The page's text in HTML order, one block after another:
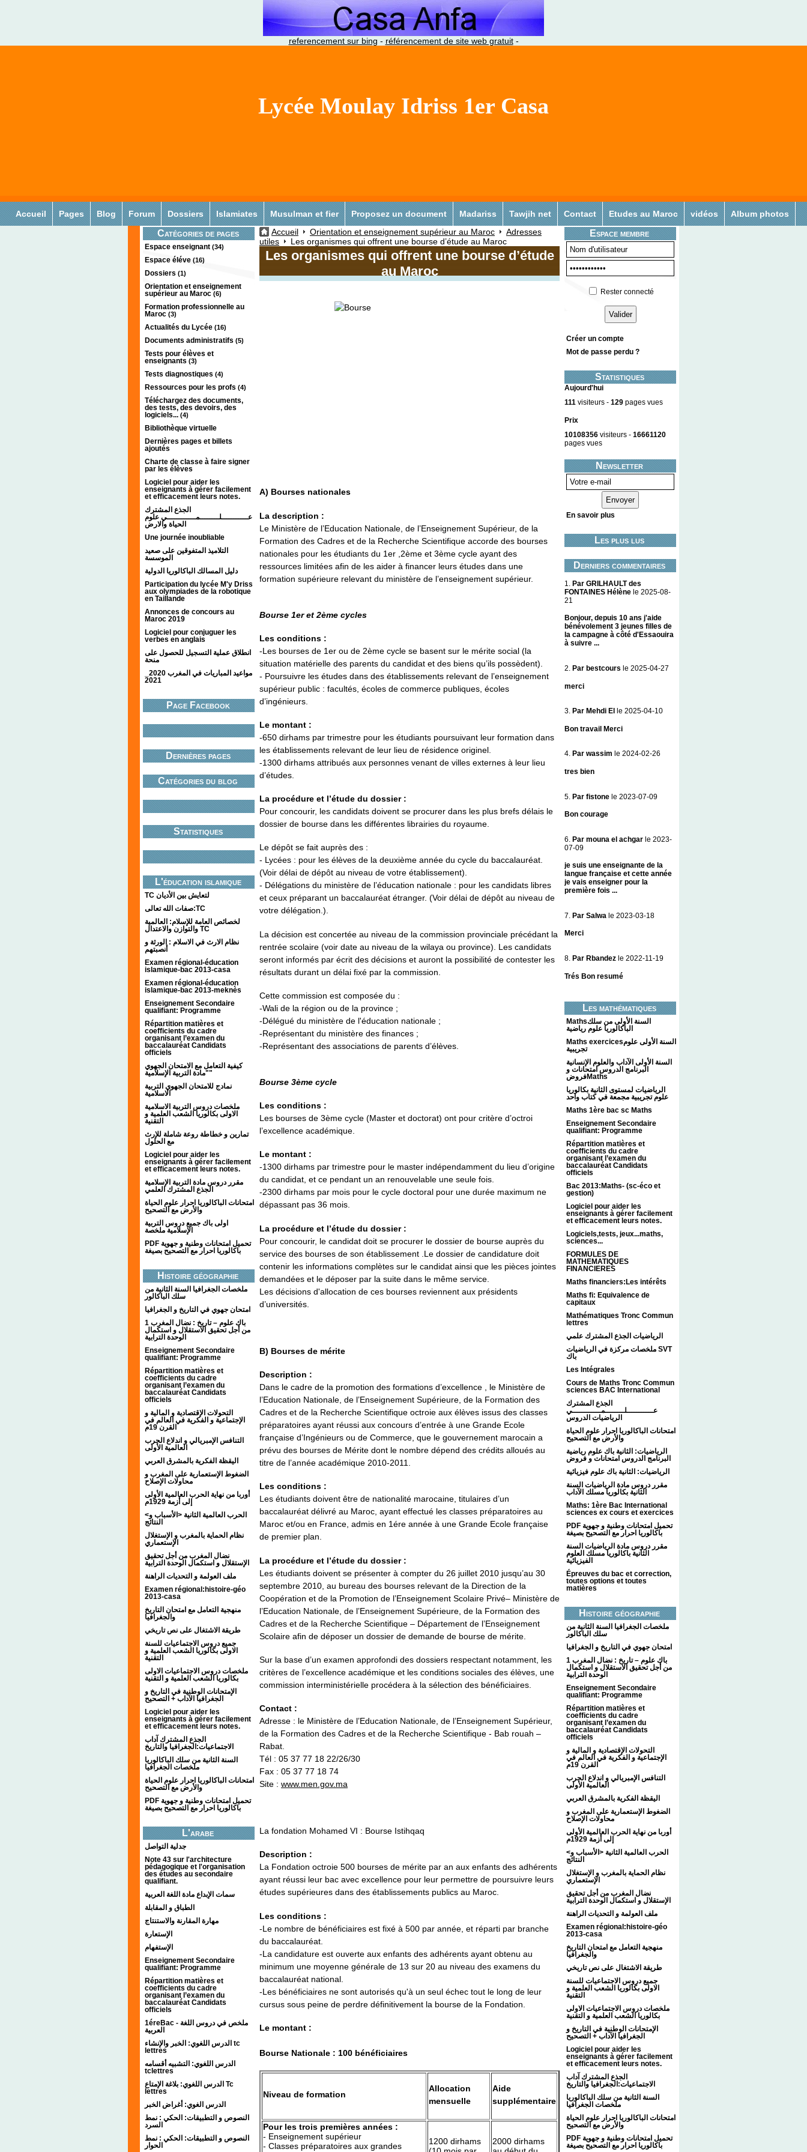
referencement sur bing - référencement de site web gratuit-
Lycée Moulay Idriss 1er Casa
Accueil Pages Blog Forum Dossiers Islamiates Musulman et fier Proposez un document Madariss Tawjih net Contact Etudes au Maroc vidéos Album photos
Catégories de pages
Espace enseignant (34)
Espace éléve (16)
Dossiers (1)
Orientation et enseignement
supérieur au Maroc (6)
Formation professionnelle au
Maroc (3)
Actualités du Lycée (16)
Documents administratifs (5)
Tests pour élèves et
enseignants (3)
Tests diagnostiques (4)
Ressources pour les profs (4)
Téléchargez des documents,
des tests, des devoirs, des
logiciels... (4)
Bibliothèque virtuelle
Dernières pages et billets
ajoutés
Charte de classe à faire signer
par les élèves
Logiciel pour aider les
enseignants à gérer facilement
et efficacement leurs notes.
الجذع المشترك
عـــــــــــلــــــــمــــــــــــي علوم
الحياة والارض
Une journée inoubliable
التلاميذ المتفوقين على صعيد
الموسسة
دليل المسالك الباكالوريا الدولية
Participation du lycée M'y Driss
aux olympiades de la robotique
en Taillande
Annonces de concours au
Maroc 2019
Logiciel pour conjuguer les
verbes en anglais
انطلاق عملية التسجيل للحصول على
منحة
2021
Page Facebook
Dernières pages
Catégories du blog
Statistiques
L'éducation islamique
TC لتعايش بين الأديان
صفات الله تعالى:TC
لخصائص العامة للإسلام: العالمية
والتوازن والاعتدال TC
نظام الارث في الاسلام : الورثة و
أنصبتهم
Examen régional-éducation
islamique-bac 2013-casa
Examen régional-éducation
islamique-bac 2013-meknès
Enseignement Secondaire
qualifiant: Programme
Répartition matières et
coefficients du cadre
organisant l’examen du
baccalauréat Candidats
officiels
كيفية التعامل مع الامتحان الجهوي
"مادة التربية الإسلامية"
نمادج للامتحان الجهوي التربية
الاسلامية
ملخصات دروس التربية الاسلامية
الاولى بكالوريا الشعب العلمية و
التقنية
تمارين و خطاطة روعة شاملة للإرث
مع الحلول
Logiciel pour aider les
enseignants à gérer facilement
et efficacement leurs notes.
مقرر دروس مادة التربية الإسلامية
الجذع المشترك العلمي
امتحانات الباكالوريا احرار علوم الحياة
والأرض مع التصحيح
اولى باك جميع دروس التربية
الإسلامية ملخصة
PDF تحميل امتحانات وطنية و جهوية
باكالوريا احرار مع التصحيح بصيغة
Histoire géographie
ملخصات الجغرافيا السنة الثانية من
سلك الباكالور
امتحان جهوي في التاريخ و الجغرافيا
1 باك علوم – تاريخ : نضال المغرب
من أجل تحقيق الاستقلال و استكمال
الوحدة الترابية
Enseignement Secondaire
qualifiant: Programme
Répartition matières et
coefficients du cadre
organisant l’examen du
baccalauréat Candidats
officiels
التحولات الإقتصادية و المالية و
الإجتماعية و الفكرية في العالم في
القرن 19م
التنافس الإمبريالي و اندلاع الحرب
العالمية الأولى
اليقظة الفكرية بالمشرق العربي
الضغوط الإستعمارية على المغرب و
محاولات الإصلاح
أوربا من نهاية الحرب العالمية الأولى
إلى أزمة 1929م
<الحرب العالمية الثانية <الأسباب و
النتائج
نظام الحماية بالمغرب و الإستغلال
الإستعماري
نضال المغرب من أجل تحقيق
الإستقلال و استكمال الوحدة الترابية
ملف العولمة و التحديات الراهنة
Examen régional:histoire-géo
2013-casa
منهجية التعامل مع امتحان التاريخ
والجغرافيا
طريقة الاشتغال على نص تاريخي
جميع دروس الاجتماعيات للسنة
الاولى بكالوريا الشعب العلمية و
التقنية
ملخصات دروس الاجتماعيات الاولى
بكالوريا الشعب العلمية و التقنية
الإمتحانات الوطنية في التاريخ و
الجغرافيا الآداب + التصحيح
Logiciel pour aider les
enseignants à gérer facilement
et efficacement leurs notes.
الجذع المشترك آداب
الاجتماعيات:الجغرافيا والتاريخ
السنة الثانية من سلك الباكالوريا
ملخصات الجغرافيا
امتحانات الباكالوريا احرار علوم الحياة
والأرض مع التصحيح
PDF تحميل امتحانات وطنية و جهوية
باكالوريا احرار مع التصحيح بصيغة
L'arabe
جدلية التواصل
Note 43 sur l'architecture
pédagogique et l'organisation
des études au secondaire
qualifiant.
سمات الإبداع مادة اللغة العربية
الطباق و المقابلة
مهارة المقارنة والاستنتاج
الإستعارة
الإستفهام
Enseignement Secondaire
qualifiant: Programme
Répartition matières et
coefficients du cadre
organisant l’examen du
baccalauréat Candidats
officiels
1éreBac - ملخص في دروس اللغة
العربية
الدرس اللغوي: الخبر والإنشاء tc
lettres
الدرس اللغوي: التشبيه أقسامه
tclettres
الدرس اللغوي: بلاغة الإمتاع Tc
lettres
الدرس الغوي: أغراض الخبر
النصوص و التطبيقات: الحكي : نمط
السرد
النصوص و التطبيقات: الحكي : نمط
الحوار
Espace membre
Rester connecté
Créer un compte
Mot de passe perdu ?
Statistiques
Aujourd'hui
111 visiteurs - 129 pages vues
Prix
10108356 visiteurs - 16661120
pages vues
Newsletter
En savoir plus
Les plus lus
Derniers commentaires
1.
Par GRILHAULT des
FONTAINES Hélène le 2025-08-
21
Bonjour, depuis 10 ans j'aide
bénévolement 3 jeunes filles de
la campagne à côté d'Essaouira
à suivre ...
2. Par bestcours le 2025-04-27
merci
3. Par Mehdi El le 2025-04-10
Bon travail Merci
4. Par wassim le 2024-02-26
tres bien
5. Par fistone le 2023-07-09
Bon courage
6. Par mouna el achgar le 2023-
07-09
je suis une enseignante de la
langue française et cette année
je vais enseigner pour la
première fois ...
7. Par Salwa le 2023-03-18
Merci
8. Par Rbandez le 2022-11-19
Trés Bon resumé
Les mathématiques
Mathsالسنة الأولى من سلك
الباكالوريا علوم رياضية
Maths exercicesالسنة الأولى علوم
تجريبية
السنة الأولى الآداب والعلوم الإنسانية
البرنامج الدروس امتحانات و
فروضMaths
الرياضيات لمستوى الثانية بكالوريا
علوم تجريبية مجمعة في كتاب واحد
Maths 1ère bac sc Maths
Enseignement Secondaire
qualifiant: Programme
Répartition matières et
coefficients du cadre
organisant l’examen du
baccalauréat Candidats
officiels
Bac 2013:Maths- (sc-éco et
gestion)
Logiciel pour aider les
enseignants à gérer facilement
et efficacement leurs notes.
Logiciels,tests, jeux...maths,
sciences...
FORMULES DE
MATHEMATIQUES
FINANCIERES
Maths financiers:Les intérêts
Maths fi: Equivalence de
capitaux
Mathématiques Tronc Commun
lettres
الرياضيات الجذع المشترك علمي
ملخصات مركزة في الرياضيات SVT
باك
Les Intégrales
Cours de Maths Tronc Commun
sciences BAC International
الجذع المشترك
عـــــــــــلــــــــمــــــــــــي
الرياضيات الدروس
امتحانات الباكالوريا احرار علوم الحياة
والأرض مع التصحيح
الرياضيات: الثانية باك علوم رياضية
البرنامج الدروس امتحانات و فروض
الرياضيات: الثانية باك علوم فيزيائية
مقرر دروس مادة الرياضيات السنة
الثانية بكالوريا مسلك الآداب
Maths: 1ère Bac International
sciences ex cours et exercices
PDF تحميل امتحانات وطنية و جهوية
باكالوريا احرار مع التصحيح بصيغة
مقرر دروس مادة الرياضيات السنة
الثانية باكالوريا مسلك العلوم
الفيزيائية
Épreuves du bac et correction,
toutes options et toutes
matières
Histoire géographie
ملخصات الجغرافيا السنة الثانية من
سلك الباكالور
امتحان جهوي في التاريخ و الجغرافيا
1 باك علوم – تاريخ : نضال المغرب
من أجل تحقيق الاستقلال و استكمال
الوحدة الترابية
Enseignement Secondaire
qualifiant: Programme
Répartition matières et
coefficients du cadre
organisant l’examen du
baccalauréat Candidats
officiels
التحولات الإقتصادية و المالية و
الإجتماعية و الفكرية في العالم في
القرن 19م
التنافس الإمبريالي و اندلاع الحرب
العالمية الأولى
اليقظة الفكرية بالمشرق العربي
الضغوط الإستعمارية على المغرب و
محاولات الإصلاح
أوربا من نهاية الحرب العالمية الأولى
إلى أزمة 1929م
<الحرب العالمية الثانية <الأسباب و
النتائج
نظام الحماية بالمغرب و الإستغلال
الإستعماري
نضال المغرب من أجل تحقيق
الإستقلال و استكمال الوحدة الترابية
ملف العولمة و التحديات الراهنة
Examen régional:histoire-géo
2013-casa
منهجية التعامل مع امتحان التاريخ
والجغرافيا
طريقة الاشتغال على نص تاريخي
جميع دروس الاجتماعيات للسنة
الاولى بكالوريا الشعب العلمية و
التقنية
ملخصات دروس الاجتماعيات الاولى
بكالوريا الشعب العلمية و التقنية
الإمتحانات الوطنية في التاريخ و
الجغرافيا الآداب + التصحيح
Logiciel pour aider les
enseignants à gérer facilement
et efficacement leurs notes.
الجذع المشترك آداب
الاجتماعيات:الجغرافيا والتاريخ
السنة الثانية من سلك الباكالوريا
ملخصات الجغرافيا
امتحانات الباكالوريا احرار علوم الحياة
والأرض مع التصحيح
PDF تحميل امتحانات وطنية و جهوية
باكالوريا احرار مع التصحيح بصيغة
Accueil Orientation et enseignement supérieur au Maroc
Adresses
utiles
Les organismes qui offrent une bourse d’étude au Maroc
Les organismes qui offrent une bourse d’étude
au Maroc
A) Bourses nationales
La description :
Le Ministère de l’Education Nationale, de l’Enseignement Supérieur, de la
Formation des Cadres et de la Recherche Scientifique accorde des bourses
nationales pour les étudiants du 1er ,2ème et 3ème cycle ayant des
ressources limitées afin de les aider à financer leurs études dans une
formation supérieure relevant du ministère de l’enseignement supérieur.
Bourse 1er et 2ème cycles
Les conditions :
-Les bourses de 1er ou de 2ème cycle se basent sur le mérite social (la
situation matérielle des parents du candidat et des biens qu’ils possèdent).
- Poursuivre les études dans des établissements relevant de l’enseignement
supérieur public : facultés, écoles de commerce publiques, écoles
d’ingénieurs.
Le montant :
-650 dirhams par trimestre pour les étudiants poursuivant leur formation dans
les établissements relevant de leur lieu de résidence originel.
-1300 dirhams attribués aux personnes venant de villes externes à leur lieu
d’études.
La procédure et l’étude du dossier :
Pour concourir, les candidats doivent se procurer dans les plus brefs délais le
dossier de bourse dans les différentes librairies du royaume.
Le dépôt se fait auprès des :
- Lycées : pour les élèves de la deuxième année du cycle du baccalauréat.
(Voir délai de dépôt au niveau de votre établissement).
- Délégations du ministère de l’éducation nationale : pour les candidats libres
et ceux préparant un baccalauréat étranger. (Voir délai de dépôt au niveau de
votre délégation.).
La décision est concertée au niveau de la commission provinciale précédant la
rentrée scolaire (voir date au niveau de la wilaya ou province). Les candidats
seront informés par écrit des décisions et auront la possibilité de contester les
résultats durant un délai fixé par la commission.
Cette commission est composée du :
-Wali de la région ou de la province ;
-Délégué du ministère de l'éducation nationale ;
-Représentant du ministère des finances ;
-Représentant des associations de parents d’élèves.
Bourse 3ème cycle
Les conditions :
Les bourses de 3ème cycle (Master et doctorat) ont pour critère d’octroi
l’excellence académique.
Le montant :
-1300 dirhams par trimestre pour le master indépendamment du lieu d’origine
du candidat, et ce pendant un an renouvelable une seule fois.
-2300 dirhams par mois pour le cycle doctoral pour une durée maximum ne
dépassant pas 36 mois.
La procédure et l’étude du dossier :
Pour concourir, le candidat doit se procurer le dossier de bourse auprès du
service des bourses de son établissement .Le dossier de candidature doit
contenir les informations complètes sur le candidat ainsi que les pièces jointes
demandées et le déposer par la suite dans le même service.
Les décisions d'allocation de ces bourses reviennent aux présidents
d’universités.
B) Bourses de mérite
Description :
Dans le cadre de la promotion des formations d’excellence , le Ministère de
l’Education Nationale, de l’Enseignement Supérieure, de la Formation des
Cadres et de la Recherche Scientifique octroie aux élèves issus des classes
préparatoires ayant réussi aux concours d’entrée à une Grande Ecole
française d’Ingénieurs ou de Commerce, que le gouvernement marocain a
prévu des bourses de Mérite dont le nombre dépend des crédits alloués au
titre de l’année académique 2010-2011.
Les conditions :
Les étudiants doivent être de nationalité marocaine, titulaires d’un
baccalauréat délivré au Maroc, ayant effectué les classes préparatoires au
Maroc et/ou en France, admis en 1ére année à une Grande Ecole française
de premier plan.
La procédure et l’étude du dossier :
Les étudiants doivent se présenter à compter du 26 juillet 2010 jusqu’au 30
septembre 2010, au bureau des bourses relevant de la Direction de la
Coopération et de la Promotion de l’Enseignement Scolaire Privé– Ministère de
l’Education Nationale, de l’Enseignement Supérieure, de la Formation des
Cadres et de la Recherche Scientifique – Département de l’Enseignement
Scolaire afin de déposer un dossier de demande de bourse de mérite.
Sur la base d’un examen approfondi des dossiers respectant notamment, les
critères de l’excellence académique et les conditions sociales des élèves, une
commission interministérielle procédera à la sélection des bénéficiaires.
Contact :
Adresse : le Ministère de l’Education Nationale, de l’Enseignement Supérieur,
de la Formation des Cadres et de la Recherche Scientifique - Bab rouah –
Rabat.
Tél : 05 37 77 18 22/26/30
Fax : 05 37 77 18 74
Site : www.men.gov.ma
La fondation Mohamed VI : Bourse Istihqaq
Description :
La Fondation octroie 500 bourses de mérite par an aux enfants des adhérents
ayant réussi leur bac avec excellence pour leur permettre de poursuivre leurs
études supérieures dans des établissements publics au Maroc.
Les conditions :
-Le nombre de bénéficiaires est fixé à 500 par année, et réparti par branche
du baccalauréat.
-La candidature est ouverte aux enfants des adhérents ayant obtenu au
minimum une moyenne générale de 13 sur 20 au niveau des examens du
baccalauréat national.
-Les bénéficiaires ne sont autorisés qu'à un seul échec tout le long de leur
cursus sous peine de perdre définitivement la bourse de la Fondation.
Le montant :
Bourse Nationale : 100 bénéficiaires
Niveau de formation
Allocation
mensuelle
Aide
supplémentaire
Pour les trois premières années :
- Enseignement supérieur
- Classes préparatoires aux grandes
1200 dirhams
2000 dirhams